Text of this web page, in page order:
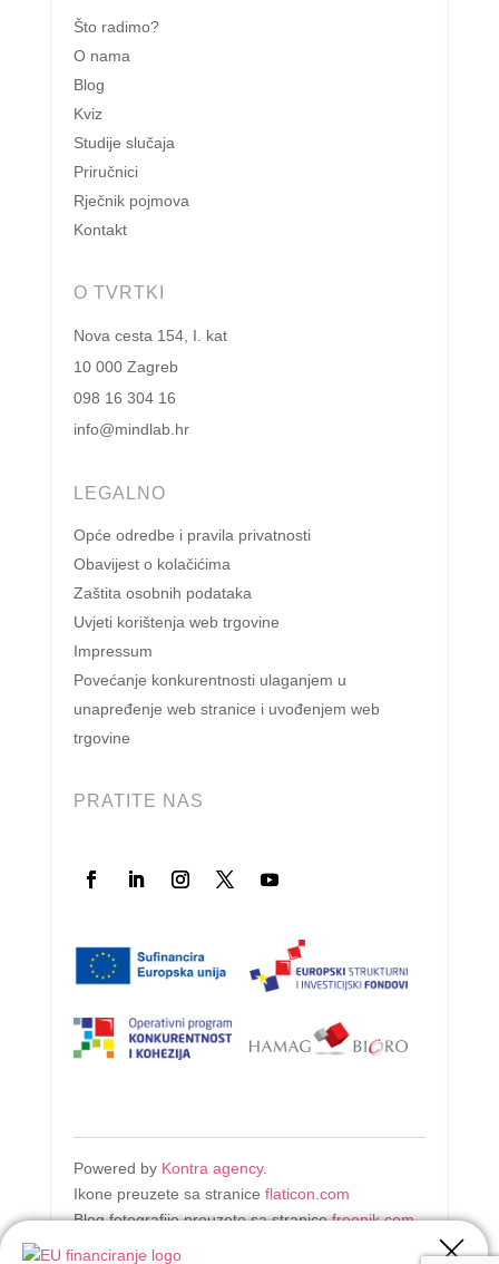
Što radimo?
O nama
Blog
Kviz
Studije slučaja
Priručnici
Rječnik pojmova
Kontakt
O TVRTKI
Nova cesta 154, I. kat
10 000 Zagreb
098 16 304 16
info@mindlab.hr
LEGALNO
Opće odredbe i pravila privatnosti
Obavijest o kolačićima
Zaštita osobnih podataka
Uvjeti korištenja web trgovine
Impressum
Povećanje konkurentnosti ulaganjem u
unapređenje web stranice i uvođenjem web
trgovine
PRATITE NAS
Powered byKontra agency.
Ikone preuzete sa stranice flaticon.com
Blog fotografije preuzete sa stranicefreepik.com